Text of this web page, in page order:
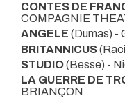
CONTES DE
COMPAGNIE
ANGELE (Dumas) -
BRITANNICUS
STUDIO(Besse) -
LA GUERRE DE
BRIANÇON